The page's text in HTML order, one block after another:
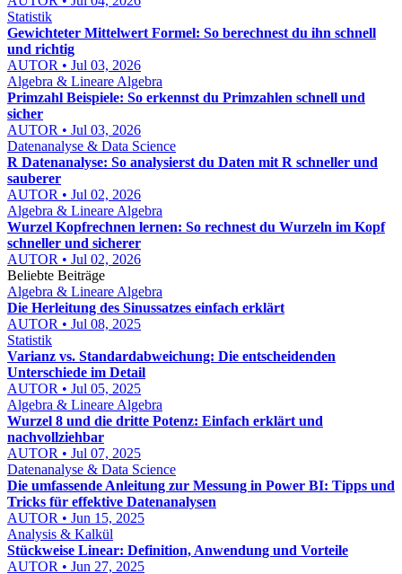
Statistik
Gewichteter Mittelwert Formel: So berechnest du ihn schnell
und richtig
AUTOR • Jul 03, 2026
Algebra & Lineare Algebra
Primzahl Beispiele: So erkennst du Primzahlen schnell und
sicher
AUTOR • Jul 03, 2026
Datenanalyse & Data Science
R Datenanalyse: So analysierst du Daten mit R schneller und
sauberer
AUTOR • Jul 02, 2026
Algebra & Lineare Algebra
Wurzel Kopfrechnen lernen: So rechnest du Wurzeln im Kopf
schneller und sicherer
AUTOR • Jul 02, 2026
Beliebte Beiträge
Algebra & Lineare Algebra
Die Herleitung des Sinussatzes einfach erklärt
AUTOR • Jul 08, 2025
Statistik
Varianz vs. Standardabweichung: Die entscheidenden
Unterschiede im Detail
AUTOR • Jul 05, 2025
Algebra & Lineare Algebra
Wurzel 8 und die dritte Potenz: Einfach erklärt und
nachvollziehbar
AUTOR • Jul 07, 2025
Datenanalyse & Data Science
Die umfassende Anleitung zur Messung in Power BI: Tipps und
Tricks für effektive Datenanalysen
AUTOR • Jun 15, 2025
Analysis & Kalkül
Stückweise Linear: Definition, Anwendung und Vorteile
AUTOR • Jun 27, 2025